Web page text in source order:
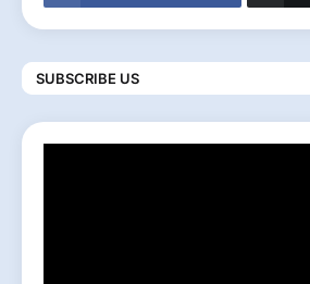
SUBSCRIBE US